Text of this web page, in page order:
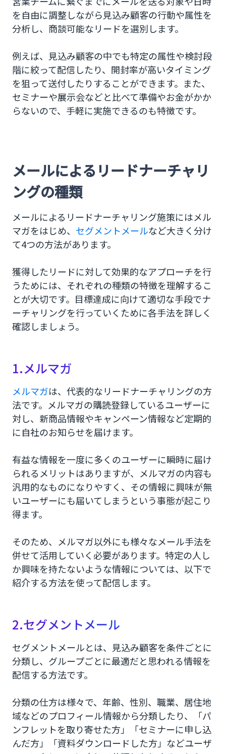
を自由に調整しながら見込み顧客の行動や属性を
分析し、商談可能なリードを選別します。
例えば、見込み顧客の中でも特定の属性や検討段
階に絞って配信したり、開封率が高いタイミング
を狙って送付したりすることができます。また、
セミナーや展示会などと比べて準備やお金がかか
らないので、手軽に実施できるのも特徴です。
メールによるリードナーチャリ
ングの種類
メールによるリードナーチャリング施策にはメル
マガをはじめ、 セグメントメールなど大きく分け
て4つの方法があります。
獲得したリードに対して効果的なアプローチを行
うためには、それぞれの種類の特徴を理解するこ
とが大切です。目標達成に向けて適切な手段でナ
ーチャリングを行っていくために各手法を詳しく
確認しましょう。
1.メルマガ
メルマガは、代表的なリードナーチャリングの方
法です。メルマガの購読登録しているユーザーに
対し、新商品情報やキャンペーン情報など定期的
に自社のお知らせを届けます。
有益な情報を一度に多くのユーザーに瞬時に届け
られるメリットはありますが、メルマガの内容も
汎用的なものになりやすく、その情報に興味が無
いユーザーにも届いてしまうという事態が起こり
得ます。
そのため、メルマガ以外にも様々なメール手法を
併せて活用していく必要があります。特定の人し
か興味を持たないような情報については、以下で
紹介する方法を使って配信します。
2.セグメントメール
セグメントメールとは、見込み顧客を条件ごとに
分類し、グループごとに最適だと思われる情報を
配信する方法です。
分類の仕方は様々で、年齢、性別、職業、居住地
域などのプロフィール情報から分類したり、「パ
ンフレットを取り寄せた方」「セミナーに申し込
んだ方」「資料ダウンロードした方」などユーザ